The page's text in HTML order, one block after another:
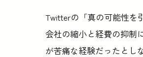
Twitterの「真の可能性を
会社の縮小と経費の抑制
が苦痛な経験だったとし